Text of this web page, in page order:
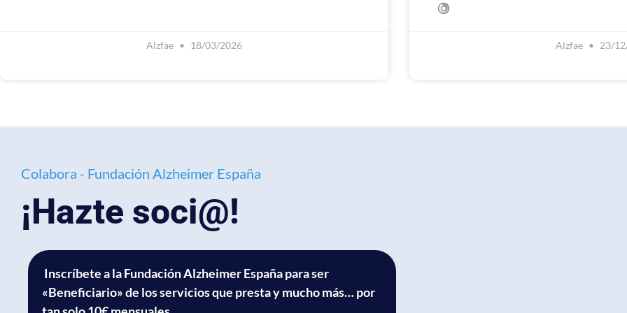
Alzfae 18/03/2026 Alzfae 23/
Colabora - Fundación Alzheimer España
¡Hazte soci@!
Inscríbete a la Fundación Alzheimer España para ser
«Beneficiario» de los servicios que presta y mucho más… por